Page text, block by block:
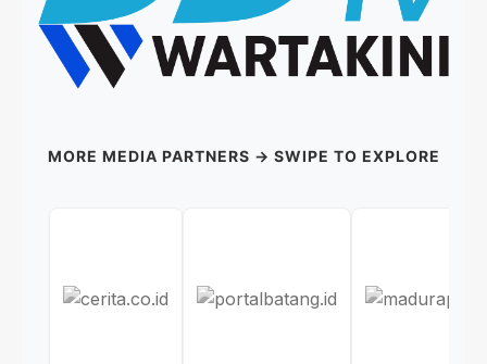
MORE MEDIA PARTNERS → SWIPE TO EXPLORE